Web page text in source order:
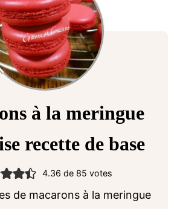
à la meringue
recette de base
4.36 de 85 votes
de macarons à la meringue